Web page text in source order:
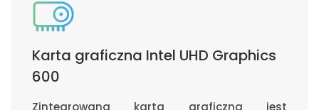
Karta graficzna Intel UHD Graphics
600
Zintegrowana karta graficzna jest